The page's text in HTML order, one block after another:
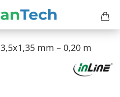
mm – 0,20 m